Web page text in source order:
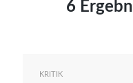
6
KRITIK